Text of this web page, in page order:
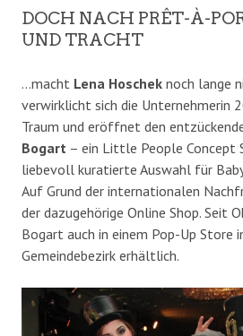
DOCH NACH PRÊT-À-
UND TRACHT
…macht Lena Hoschek noch lange
verwirklicht sich die Unternehmerin
Traum und eröffnet den
Bogart – ein Little People Concept
liebevoll kuratierte Auswahl für
Auf Grund der internationalen
der dazugehörige Online Shop. Seit
Bogart auch in einem Pop-Up Store
Gemeindebezirk erhältlich.